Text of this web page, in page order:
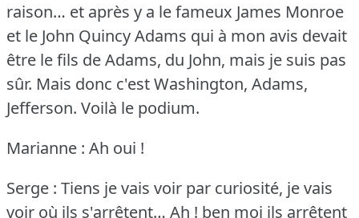
raison… et après y a le fameux James Monroe
et le John Quincy Adams qui à mon avis devait
être le fils de Adams, du John, mais je suis pas
sûr. Mais donc c'est Washington, Adams,
Jefferson. Voilà le podium.
Marianne : Ah oui !
Serge : Tiens je vais voir par curiosité, je vais
voir où ils s'arrêtent… Ah ! ben moi ils arrêtent